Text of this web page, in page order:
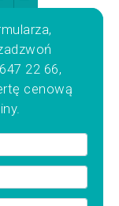
22 66,
cenową